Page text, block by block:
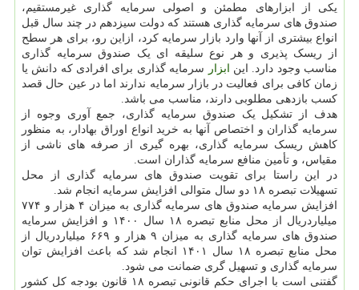
یکی از ابزارهای مطمئن و اصولی سرمایه گذاری غیرمستقیم،
صندوق های سرمایه گذاری هستند که دولت سیزدهم در چند سال قبل
انواع بیشتری از آنها وارد بازار سرمایه کرد، ازاین رو، برای هر سطح
از ریسک پذیری و هر نوع سلیقه ای یک صندوق سرمایه گذاری
مناسب وجود دارد. این
ابزار
سرمایه گذاری برای افرادی که دانش یا
زمان کافی برای فعالیت در بازار سرمایه ندارند اما در عین حال قصد
کسب بازدهی مطلوبی دارند، مناسب می باشد.
هدف از تشکیل یک صندوق سرمایه گذاری، جمع آوری وجوه از
سرمایه گذاران و اختصاص آنها به خرید انواع اوراق بهادار، به منظور
کاهش ریسک سرمایه گذاری، بهره گیری از صرفه های ناشی از
مقیاس، و تأمین منافع سرمایه گذاران است.
در این راستا برای تقویت صندوق های سرمایه گذاری از محل
تسهیلات تبصره ۱۸ دو سال متوالی افزایش سرمایه انجام شد.
افزایش سرمایه صندوق های سرمایه گذاری به میزان ۴ هزار و ۷۷۴
میلیاردریال از محل منابع تبصره ۱۸ سال ۱۴۰۰ و افزایش سرمایه
صندوق های سرمایه گذاری به میزان ۹ هزار و ۶۶۹ میلیاردریال از
محل منابع تبصره ۱۸ سال ۱۴۰۱ انجام شد که باعث افزایش توان
سرمایه گذاری و تسهیل گری ضمانت می شود.
گفتنی است با اجرای حکم قانونی تبصره ۱۸ قانون بودجه کل کشور